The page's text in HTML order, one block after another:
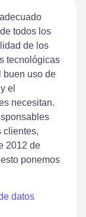
todos los
de los
tecnológicas
buen uso de
el
necesitan.
clientes,
2012 de
ponemos
datos